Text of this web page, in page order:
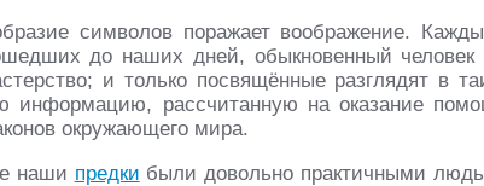
символов поражает воображение.
до наших дней, обыкновенный
и только посвящённые разглядят в
информацию, рассчитанную на оказание
окружающего мира.
наши предки были довольно практичными